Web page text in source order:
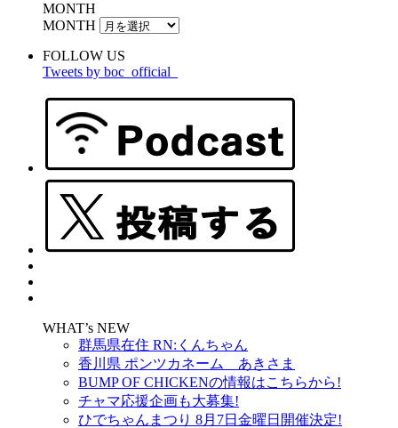
MONTH
MONTH
FOLLOW US
Tweets by boc_official_
WHAT’s NEW
群馬県在住 RN:くんちゃん
香川県 ポンツカネーム あきさま
BUMP OF CHICKENの情報はこちらから!
チャマ応援企画も大募集!
ひでちゃんまつり 8月7日金曜日開催決定!